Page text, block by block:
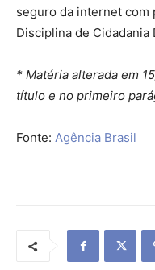
seguro da internet com
Disciplina de Cidadania
* Matéria alterada em
título e no primeiro
Fonte: Agência Brasil